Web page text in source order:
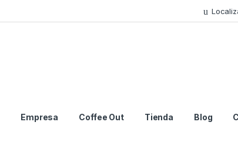
Empresa Coffee Out Tienda Blog